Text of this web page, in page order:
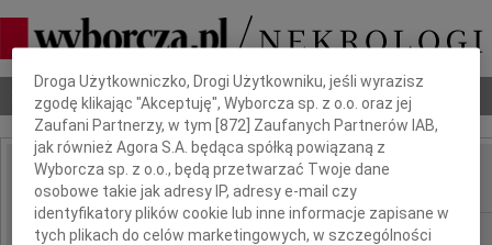
Nekrologi Odeszli Poradnik pogrzebowy
IMIĘ I NAZWISKO:
REGION: Rzeszów
Dbamy o Twoją prywatność
Droga Użytkowniczko, Drogi Użytkowniku, jeśli wyrazisz
zgodę klikając "Akceptuję", Wyborcza sp. z o.o. oraz jej
Zaufani Partnerzy, w tym [872 ] Zaufanych Partnerów IAB,
jak również Agora S.A. będąca spółką powiązaną z
Wyborcza sp. z o.o., będą przetwarzać Twoje dane
osobowe takie jak adresy IP, adresy e-mail czy
identyfikatory plików cookie lub inne informacje zapisane w
tych plikach do celów marketingowych, w szczególności